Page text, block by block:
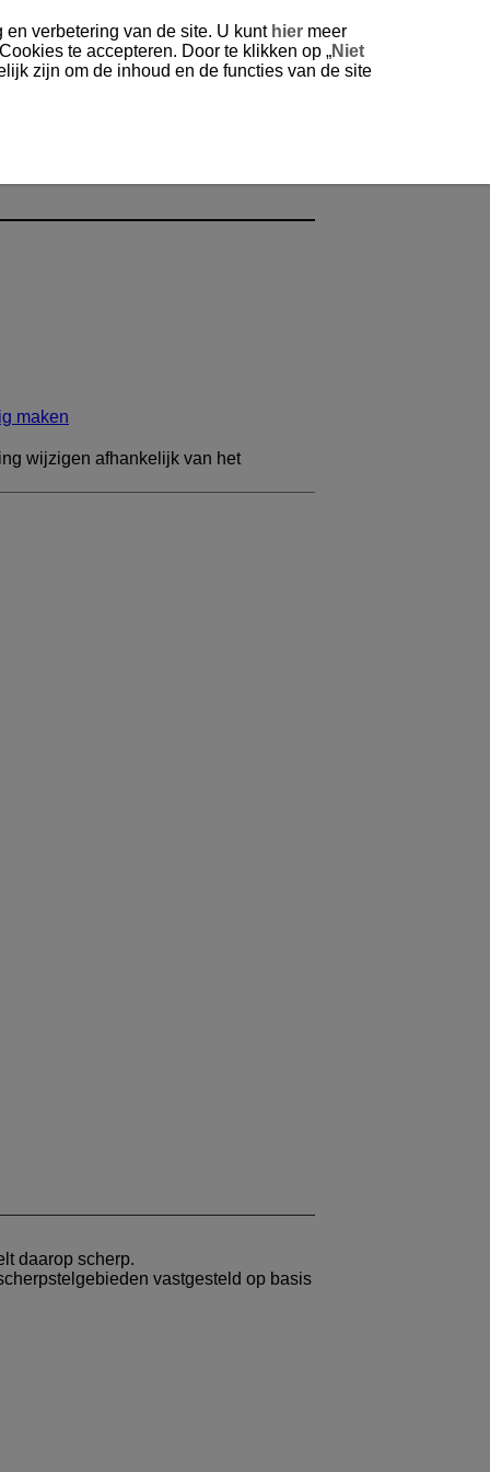
maken
wijzigen afhankelijk van het
daarop scherp.
vastgesteld op basis
verbetering van de site. U kunt hier meer
te accepteren. Door te klikken op „Niet
zijn om de inhoud en de functies van de site